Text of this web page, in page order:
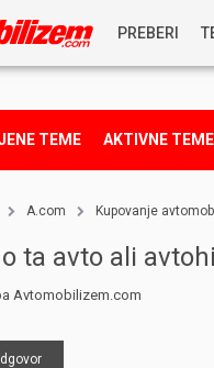
PREBERI
NAGRADNA
TEME AKTIVNE TEME
A.com Kupovanje
ta avto ali
Avtomobilizem.com